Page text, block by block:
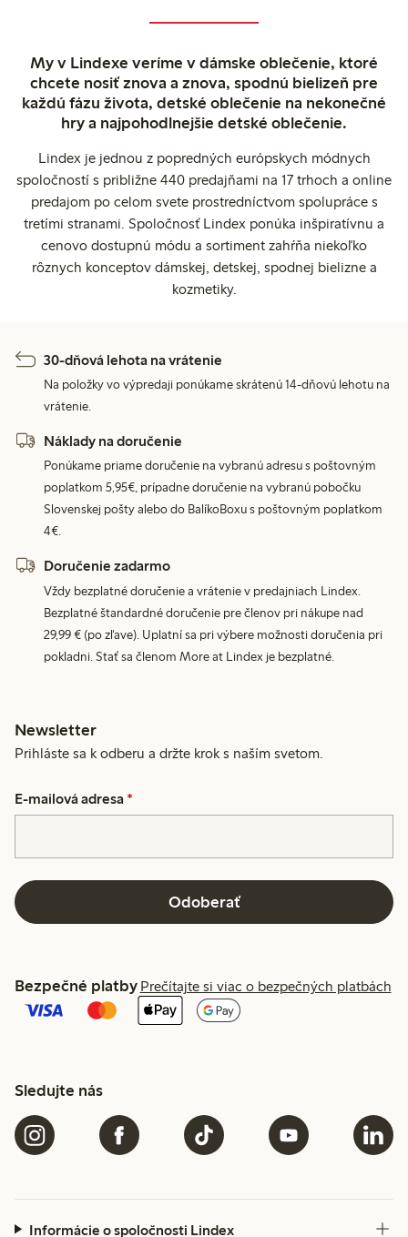
My v Lindexe veríme v dámske oblečenie, ktoré
chcete nosiť znova a znova, spodnú bielizeň pre
každú fázu života, detské oblečenie na nekonečné
hry a najpohodlnejšie detské oblečenie.
Lindex je jednou z popredných európskych módnych
spoločností s približne 440 predajňami na 17 trhoch a online
predajom po celom svete prostredníctvom spolupráce s
tretími stranami. Spoločnosť Lindex ponúka inšpiratívnu a
cenovo dostupnú módu a sortiment zahŕňa niekoľko
rôznych konceptov dámskej, detskej, spodnej bielizne a
kozmetiky.
30-dňová lehota na vrátenie
Na položky vo výpredaji ponúkame skrátenú 14-dňovú lehotu na
vrátenie.
Náklady na doručenie
Ponúkame priame doručenie na vybranú adresu s poštovným
poplatkom 5,95€, prípadne doručenie na vybranú pobočku
Slovenskej pošty alebo do BalíkoBoxu s poštovným poplatkom
4€.
Doručenie zadarmo
Vždy bezplatné doručenie a vrátenie v predajniach Lindex.
Bezplatné štandardné doručenie pre členov pri nákupe nad
29,99 € (po zľave). Uplatní sa pri výbere možnosti doručenia pri
pokladni. Stať sa členom More at Lindex je bezplatné.
Newsletter
Prihláste sa k odberu a držte krok s naším svetom.
E-mailová adresa *
Odoberať
Bezpečné platby Prečítajte si viac o bezpečných platbách
Sledujte nás
Informácie o spoločnosti Lindex